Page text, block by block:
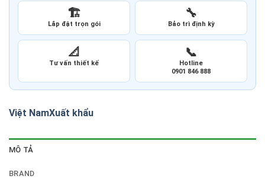
🏗️
Lắp đặt trọn gói
🔧
Bảo trì định kỳ
📐
Tư vấn thiết kế
📞
Hotline
0901 846 888
Việt NamXuất khẩu
MÔ TẢ
BRAND